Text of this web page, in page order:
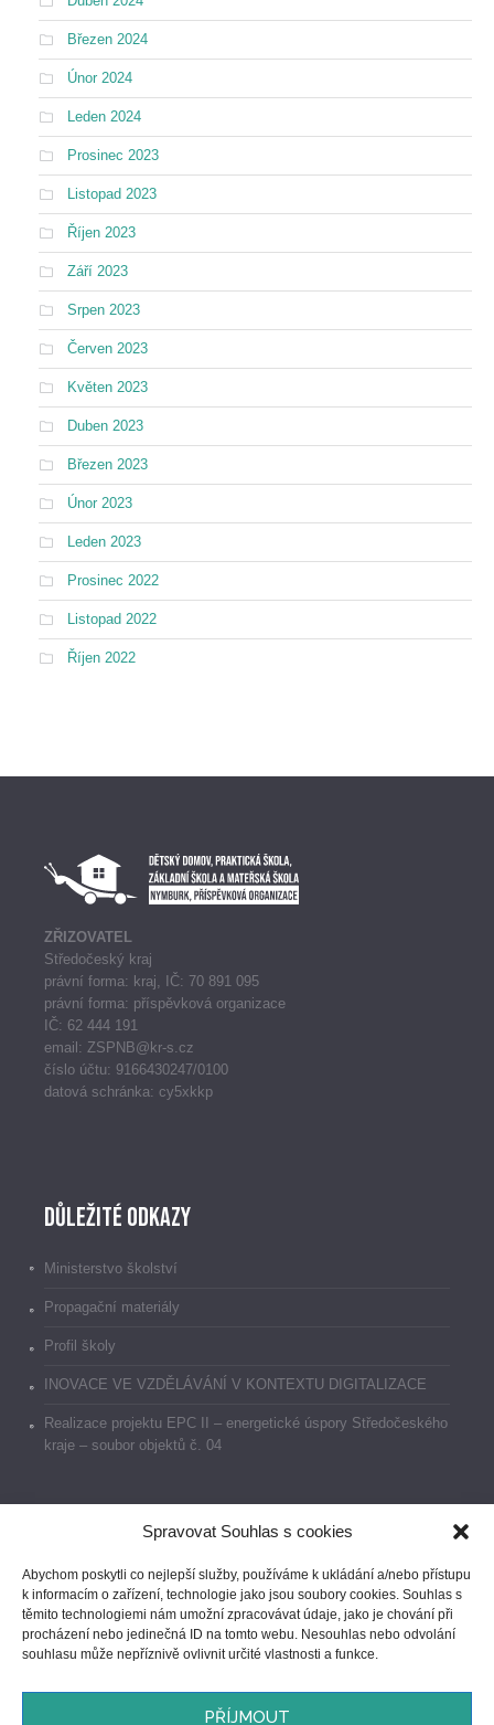
Spravovat Souhlas s cookies
Abychom poskytli co nejlepší služby, používáme k ukládání a/nebo přístupu
k informacím o zařízení, technologie jako jsou soubory cookies. Souhlas s
těmito technologiemi nám umožní zpracovávat údaje, jako je chování při
procházení nebo jedinečná ID na tomto webu. Nesouhlas nebo odvolání
souhlasu může nepříznivě ovlivnit určité vlastnosti a funkce.
PŘÍJMOUT
Březen 2024
Únor 2024
Leden 2024
Prosinec 2023
Listopad 2023
Říjen 2023
Září 2023
Srpen 2023
Červen 2023
Květen 2023
Duben 2023
Březen 2023
Únor 2023
Leden 2023
Prosinec 2022
Listopad 2022
Říjen 2022
ZŘIZOVATEL
Středočeský kraj
právní forma: kraj, IČ: 70 891 095
právní forma: příspěvková organizace
IČ: 62 444 191
email: ZSPNB@kr-s.cz
číslo účtu: 9166430247/0100
datová schránka: cy5xkkp
Důležité odkazy
Ministerstvo školství
Propagační materiály
Profil školy
INOVACE VE VZDĚLÁVÁNÍ V KONTEXTU DIGITALIZACE
Realizace projektu EPC II – energetické úspory Středočeského
kraje – soubor objektů č. 04
Prohlášení o přístupnosti
GDPR